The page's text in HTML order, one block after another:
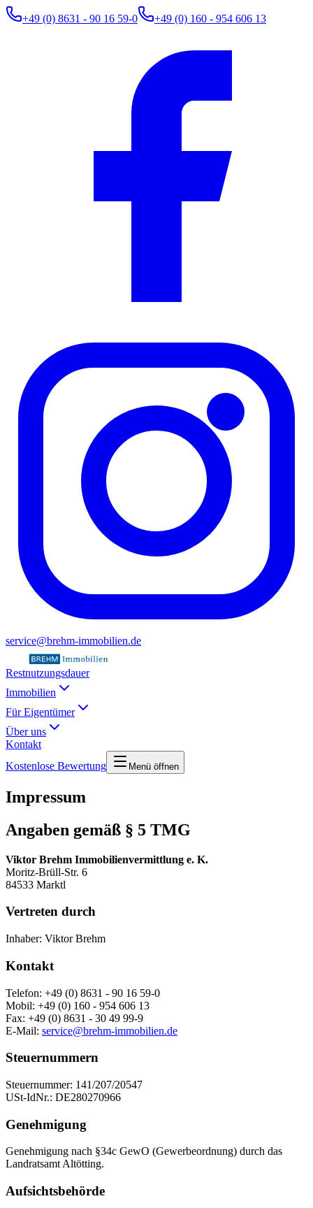
+49 (0) 8631 - 90 16 59-0 +49 (0) 160 - 954 606 13
service@brehm-immobilien.de
Restnutzungsdauer
Immobilien
Für Eigentümer
Über uns
Kontakt
Kostenlose Bewertung
Menü öffnen
Impressum
Angaben gemäß § 5 TMG
Viktor Brehm Immobilienvermittlung e. K.
Moritz-Brüll-Str. 6
84533 Marktl
Vertreten durch
Inhaber: Viktor Brehm
Kontakt
Telefon: +49 (0) 8631 - 90 16 59-0
Mobil: +49 (0) 160 - 954 606 13
Fax: +49 (0) 8631 - 30 49 99-9
E-Mail: service@brehm-immobilien.de
Steuernummern
Steuernummer: 141/207/20547
USt-IdNr.: DE280270966
Genehmigung
Genehmigung nach §34c GewO (Gewerbeordnung) durch das
Landratsamt Altötting.
Aufsichtsbehörde